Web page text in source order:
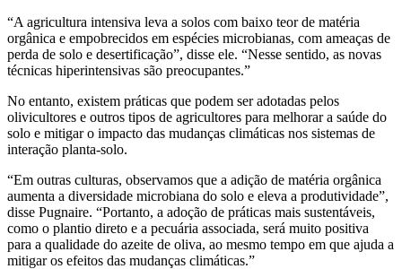
“A agricultura intensiva leva a solos com baixo teor de matéria
orgânica e empobrecidos em espécies microbianas, com ameaças de
perda de solo e desertificação”, disse ele. “Nesse sentido, as novas
técnicas hiperintensivas são preocupantes.”
No entanto, existem práticas que podem ser adotadas pelos
olivicultores e outros tipos de agricultores para melhorar a saúde do
solo e mitigar o impacto das mudanças climáticas nos sistemas de
interação planta-solo.
“Em outras culturas, observamos que a adição de matéria orgânica
aumenta a diversidade microbiana do solo e eleva a produtividade”,
disse Pugnaire. “Portanto, a adoção de práticas mais sustentáveis,
como o plantio direto e a pecuária associada, será muito positiva
para a qualidade do azeite de oliva, ao mesmo tempo em que ajuda a
mitigar os efeitos das mudanças climáticas.”